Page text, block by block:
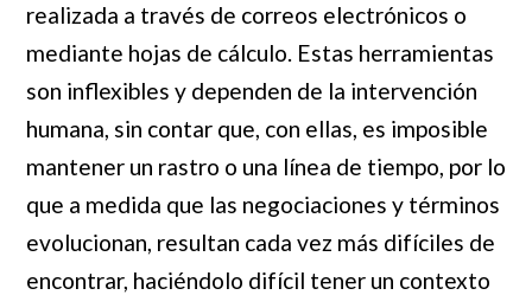
realizada a través de correos electrónicos o
mediante hojas de cálculo. Estas herramientas
son inflexibles y dependen de la intervención
humana, sin contar que, con ellas, es imposible
mantener un rastro o una línea de tiempo, por lo
que a medida que las negociaciones y términos
evolucionan, resultan cada vez más difíciles de
encontrar, haciéndolo difícil tener un contexto